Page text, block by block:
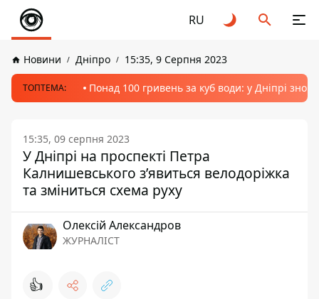
RU
Новини Дніпро 15:35, 9 Серпня 2023
ТОПТЕМА: Понад 100 гривень за куб води: у Дніпрі
15:35, 09 серпня 2023
У Дніпрі на проспекті Петра
Калнишевського з’явиться велодоріжка
та зміниться схема руху
Олексій Александров
ЖУРНАЛІСТ
👍